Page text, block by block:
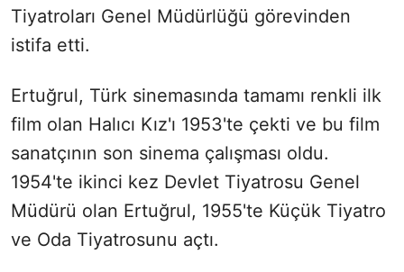
Tiyatroları Genel Müdürlüğü görevinden
istifa etti.
Ertuğrul, Türk sinemasında tamamı renkli ilk
film olan Halıcı Kız'ı 1953'te çekti ve bu film
sanatçının son sinema çalışması oldu.
1954'te ikinci kez Devlet Tiyatrosu Genel
Müdürü olan Ertuğrul, 1955'te Küçük Tiyatro
ve Oda Tiyatrosunu açtı.